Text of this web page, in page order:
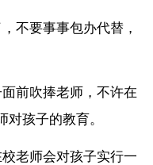
不要事事包办代替，
前吹捧老师，不许在
孩子的教育。
老师会对孩子实行一